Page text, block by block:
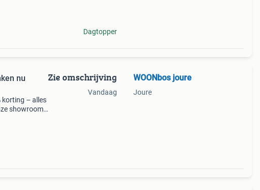
Dagtopper
nu
korting – alles
showroom
Zie omschrijving
Vandaag
WOONbos joure
Joure